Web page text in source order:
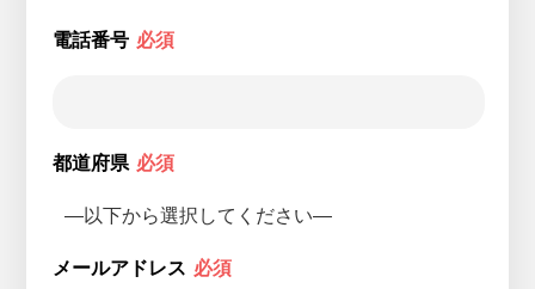
電話番号 必須
都道府県 必須
メールアドレス 必須